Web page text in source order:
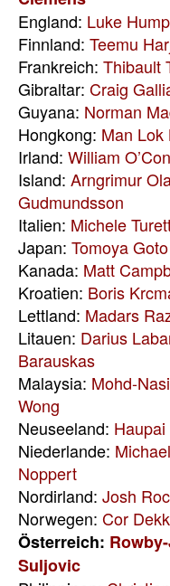
England: Luke
Finnland: Teemu
Frankreich: Thibault
Gibraltar: Craig
Guyana: Norman
Hongkong: Man Lok
Irland: William
Island: Arngrimur
Gudmundsson​​
Italien: Michele
Japan: Tomoya Goto
Kanada: Matt
Kroatien: Boris
Lettland: Madars
Litauen: Darius
Barauskas
Malaysia: Mohd-
Wong
Neuseeland:
Niederlande:
Noppert
Nordirland: Josh
Norwegen: Cor
Österreich:
Suljovic